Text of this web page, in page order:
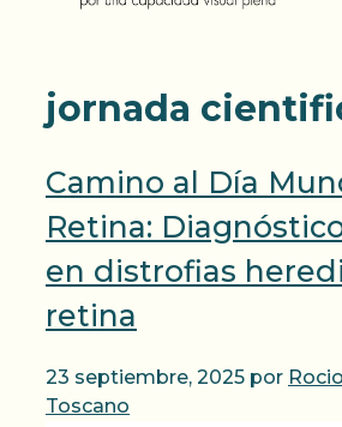
jornada
Camino al Día
Retina:
en distrofias
retina
23 septiembre, 2025 por
Toscano